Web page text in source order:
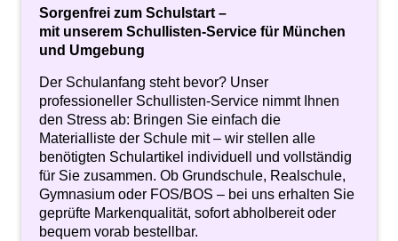
Sorgenfrei zum Schulstart –
mit unserem Schullisten-Service für München
und Umgebung
Der Schulanfang steht bevor? Unser
professioneller Schullisten-Service nimmt Ihnen
den Stress ab: Bringen Sie einfach die
Materialliste der Schule mit – wir stellen alle
benötigten Schulartikel individuell und vollständig
für Sie zusammen. Ob Grundschule, Realschule,
Gymnasium oder FOS/BOS – bei uns erhalten Sie
geprüfte Markenqualität, sofort abholbereit oder
bequem vorab bestellbar.